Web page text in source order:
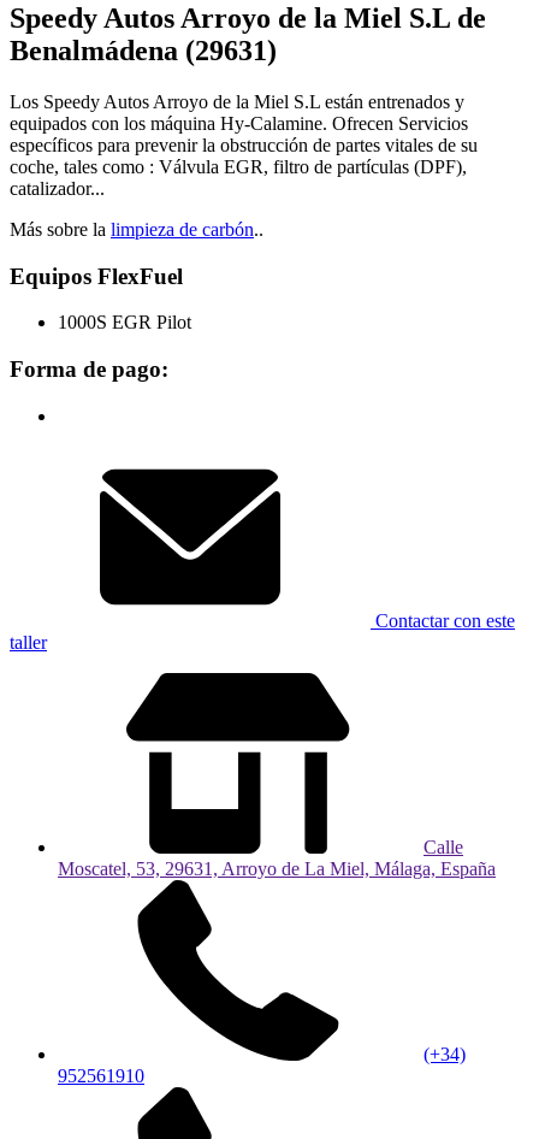
Speedy Autos Arroyo de la Miel S.L de
Benalmádena (29631)
Los Speedy Autos Arroyo de la Miel S.L están entrenados y
equipados con los máquina Hy-Calamine. Ofrecen Servicios
específicos para prevenir la obstrucción de partes vitales de su
coche, tales como : Válvula EGR, filtro de partículas (DPF),
catalizador...
Más sobre la limpieza de carbón..
Equipos FlexFuel
1000S EGR Pilot
Forma de pago:
Contactar con este
taller
Calle
Moscatel, 53, 29631, Arroyo de La Miel, Málaga, España
(+34)
952561910